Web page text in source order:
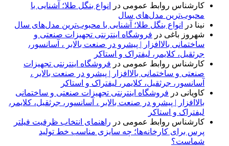
کارشناس روابط عمومی در
انواع بنگل طلا؛ آشنایی با
محبوب‌ترین مدل‌های سال
نینا در
انواع بنگل طلا؛ آشنایی با محبوب‌ترین مدل‌های سال
شهروز باغی در فروشگاه اینترنتی تجهیزات صنعتی و
ساختمانی بالاافزار | پیشرو در صنعت بالابر ، آسانسور،
جرثقیل، کلایمر، لیفتراک و استاکر
کارشناس روابط عمومی در فروشگاه اینترنتی تجهیزات
صنعتی و ساختمانی بالاافزار | پیشرو در صنعت بالابر ،
آسانسور، جرثقیل، کلایمر، لیفتراک و استاکر
کاویانی در فروشگاه اینترنتی تجهیزات صنعتی و ساختمانی
بالاافزار | پیشرو در صنعت بالابر ، آسانسور، جرثقیل، کلایمر،
لیفتراک و استاکر
کارشناس روابط عمومی در راهنمای انتخاب ظرفیت فیلتر
پرس برای کارخانه‌ها؛ چه سایزی مناسب خط تولید
شماست؟